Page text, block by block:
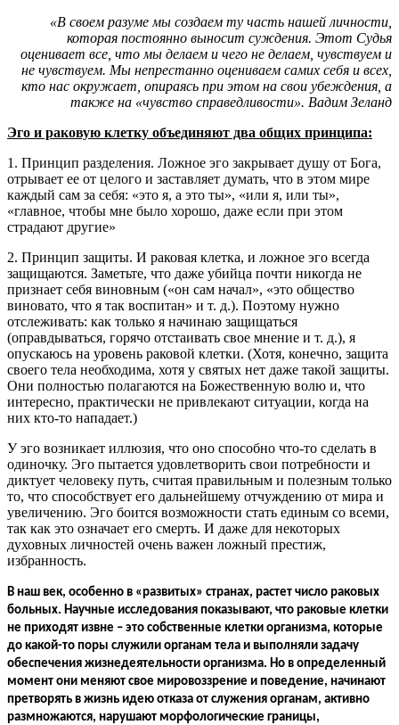
«В своем разуме мы создаем ту часть нашей личности,
которая постоянно выносит суждения. Этот Судья
оценивает все, что мы делаем и чего не делаем, чувствуем и
не чувствуем. Мы непрестанно оцениваем самих себя и всех,
кто нас окружает, опираясь при этом на свои убеждения, а
также на «чувство справедливости». Вадим Зеланд
Эго и раковую клетку объединяют два общих принципа:
1. Принцип разделения. Ложное эго закрывает душу от Бога,
отрывает ее от целого и заставляет думать, что в этом мире
каждый сам за себя: «это я, а это ты», «или я, или ты»,
«главное, чтобы мне было хорошо, даже если при этом
страдают другие»
2. Принцип защиты. И раковая клетка, и ложное эго всегда
защищаются. Заметьте, что даже убийца почти никогда не
признает себя виновным («он сам начал», «это общество
виновато, что я так воспитан» и т. д.). Поэтому нужно
отслеживать: как только я начинаю защищаться
(оправдываться, горячо отстаивать свое мнение и т. д.), я
опускаюсь на уровень раковой клетки. (Хотя, конечно, защита
своего тела необходима, хотя у святых нет даже такой защиты.
Они полностью полагаются на Божественную волю и, что
интересно, практически не привлекают ситуации, когда на
них кто-то нападает.)
У эго возникает иллюзия, что оно способно что-то сделать в
одиночку. Эго пытается удовлетворить свои потребности и
диктует человеку путь, считая правильным и полезным только
то, что способствует его дальнейшему отчуждению от мира и
увеличению. Эго боится возможности стать единым со всеми,
так как это означает его смерть. И даже для некоторых
духовных личностей очень важен ложный престиж,
избранность.
В наш век, особенно в «развитых» странах, растет число раковых
больных. Научные исследования показывают, что раковые клетки
не приходят извне – это собственные клетки организма, которые
до какой-то поры служили органам тела и выполняли задачу
обеспечения жизнедеятельности организма. Но в определенный
момент они меняют свое мировоззрение и поведение, начинают
претворять в жизнь идею отказа от служения органам, активно
размножаются, нарушают морфологические границы,